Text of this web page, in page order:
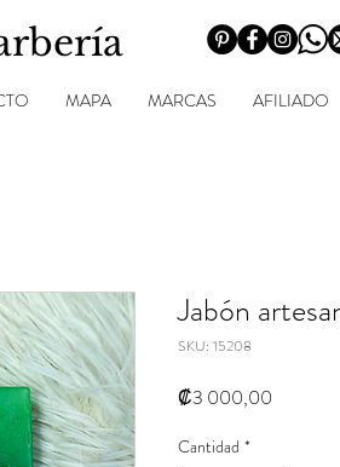
MAPA MARCAS AFILIADO
Jabón
SKU: 15208
₡3 000,00
Cantidad *